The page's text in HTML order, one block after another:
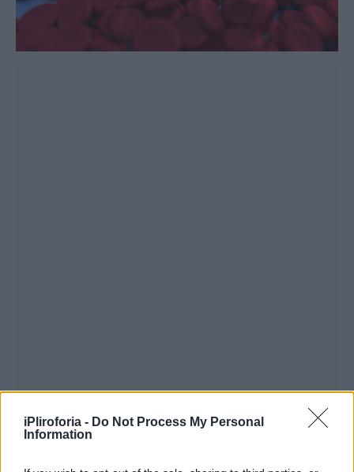
iPliroforia - Do Not Process My Personal
Information